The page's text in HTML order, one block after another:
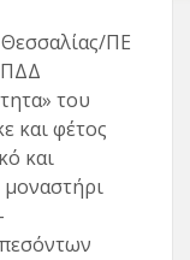
Θεσσαλίας/ΠΕ
του
και φέτος
και
μοναστήρι